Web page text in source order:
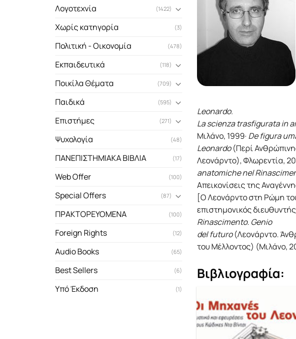
Λογοτεχνία (1422)
Χωρίς κατηγορία (3)
Πολιτική - Οικονομία (478)
Εκπαιδευτικά (118)
Ποικίλα Θέματα (709)
Παιδικά (595)
Επιστήμες (271)
Ψυχολογία (48)
ΠΑΝΕΠΙΣΤΗΜΙΑΚΑ ΒΙΒΛΙΑ (17)
Web Offer (100)
Special Offers (87)
ΠΡΑΚΤΟΡΕΥΟΜΕΝΑ (100)
Foreign Rights (12)
Audio Books (65)
Best Sellers (6)
Υπό Έκδοση (1)
Leonardo.
La scienza trasfigurata in
Μιλάνο, 1999· De figura
Leonardo(Περί
Λεονάρντο), Φλωρεντία,
anatomiche nel
Απεικονίσεις της
[Ο Λεονάρντο στη Ρώμη
επιστημονικός
Rinascimento. Genio
del futuro(Λεονάρντο.
του Μέλλοντος) (Μιλάνο,
Βιβλιογραφία: